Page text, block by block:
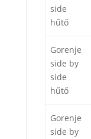
side
hűtő
Gorenje
side by
side
hűtő
Gorenje
side by